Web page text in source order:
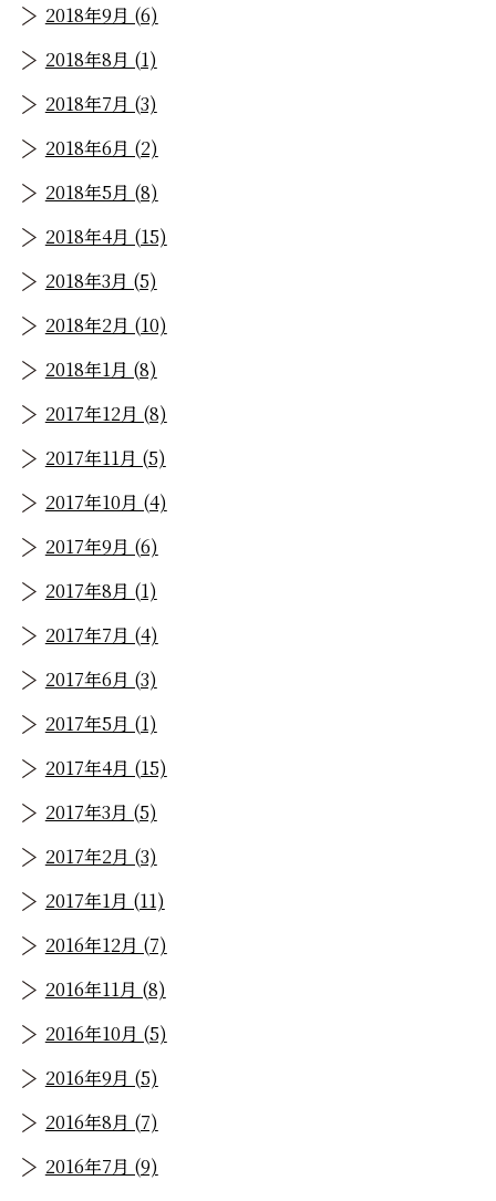
2018年9月 (6)
2018年8月 (1)
2018年7月 (3)
2018年6月 (2)
2018年5月 (8)
2018年4月 (15)
2018年3月 (5)
2018年2月 (10)
2018年1月 (8)
2017年12月 (8)
2017年11月 (5)
2017年10月 (4)
2017年9月 (6)
2017年8月 (1)
2017年7月 (4)
2017年6月 (3)
2017年5月 (1)
2017年4月 (15)
2017年3月 (5)
2017年2月 (3)
2017年1月 (11)
2016年12月 (7)
2016年11月 (8)
2016年10月 (5)
2016年9月 (5)
2016年8月 (7)
2016年7月 (9)